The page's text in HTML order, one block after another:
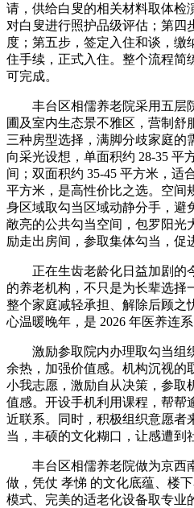
请，供给白叟的相关材料取体检
对白叟进行照护品级评估；第四
度；第五步，签定入住和谈，缴
住手续，正式入住。整个流程简
可完成。
丰台区相儒养老院采用五层
圃及室内生态景不雅区，营制舒
三种房型选择，满脚分歧家庭的
向采光设想，单面积约 28-35 平
间；双面积约 35-45 平方米，适
平方米，是高性价比之选。空间
身区域取勾当区域动静分手，避
敞亮的公共勾当空间，包罗阳光
励走出房间，参取集体勾当，促
正在生齿老龄化日益加剧的
的养老机构，不只是为长辈选择
整个家庭减轻承担、解除后顾之
心温暖晚年，是 2026 年医养连
激励参取院内办理取勾当组
余热，加强价值感。机构沉视的
小我志愿，激励自从决策，参取
值感。开设手机利用课程，帮帮
近联系。同时，积极组织意愿者
当，丰硕的文化糊口，让感遭到
丰台区相儒养老院做为京西
做，凭仗 孝悌 的文化底蕴、楼
模式、完美的适老化设备取专业